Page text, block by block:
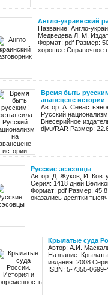
Англо-украинский
Название: Англо-
Медведева Л. М.
Формат: pdf Размер:
хорошее Справочное
Время быть
авансцене истории
Автор: А.
Русский
Внесерийное
djvu/RAR Размер:
Русские эсэсовцы
Автор: Д. Жуков, И.
Серия: 1418 дней
Формат: pdf Размер:
оказались десятки
Крылатые суда
Автор: А.И.
Название:
издания: 2008
ISBN: 5-7355-